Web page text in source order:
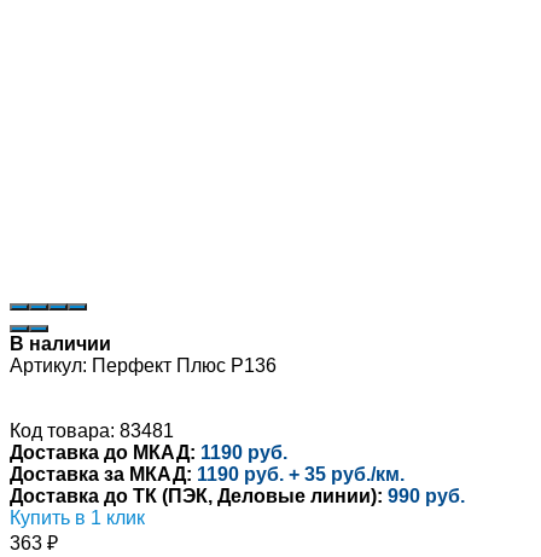
В наличии
Артикул: Перфект Плюс P136
Код товара: 83481
Доставка до МКАД: 1190 руб.
Доставка за МКАД: 1190 руб. + 35 руб./км.
Доставка до ТК (ПЭК, Деловые линии): 990 руб.
Купить в 1 клик
363 ₽